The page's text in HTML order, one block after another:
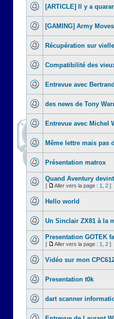
[ARTICLE] Il y a
[GAMING] Army
Récupération sur
Compatibilité des
Entrevue avec
des news de Tony
Entrevue avec Michel
Même lettre mais pas
Présentation matrox
Quand Aventury
[ Aller vers la page : 1 2 ]
Hello world
Un Sinclair ZX81 à la
Presentation GOTEK
[ Aller vers la page : 1 2 ]
Vidéo sur mon
Presentation t0k
dart scanner